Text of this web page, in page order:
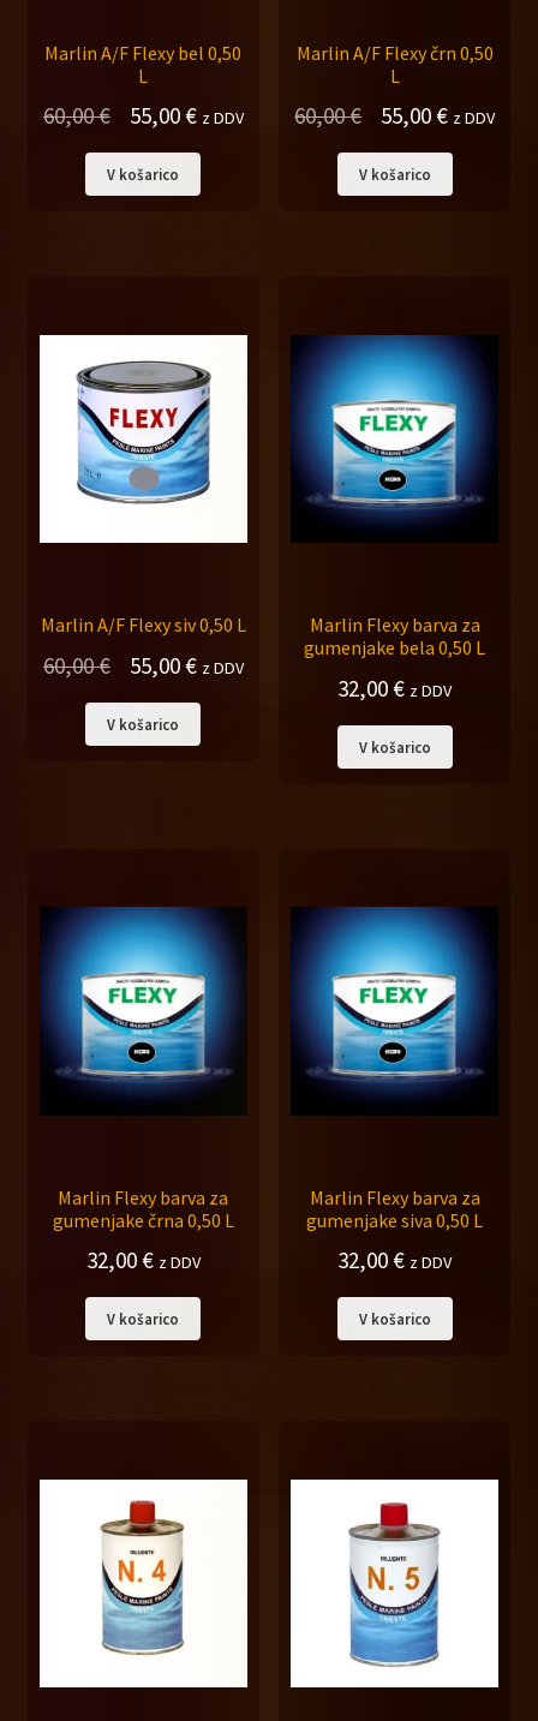
Marlin A/F Flexy bel 0,50
L
60,00€
Izvirna
cena
je
55,00€Trenutna
cena
je:
z DDV
V košarico
Marlin A/F Flexy črn 0,50
L
60,00€
Izvirna
cena
je
55,00 €Trenutna
cena
je:
z DDV
V košarico
Marlin A/F Flexy siv 0,50 L
60,00€
Izvirna
cena
je
55,00€Trenutna
cena
je:
z DDV
V košarico
Marlin Flexy barva za
gumenjake bela 0,50 L
32,00 € z DDV
V košarico
Marlin Flexy barva za
gumenjake črna 0,50 L
32,00 € z DDV
V košarico
Marlin Flexy barva za
gumenjake siva 0,50 L
32,00 € z DDV
V košarico